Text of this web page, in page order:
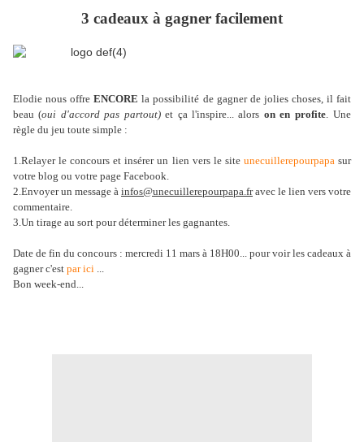
3 cadeaux à gagner facilement
Elodie nous offreENCORE la possibilité de gagner de jolies choses, il fait
beau (oui d'accord pas partout)et ça l'inspire... alors on en profite. Une
règle du jeu toute simple :
1.Relayer le concours et insérer un lien vers le site unecuillerepourpapasur
votre blog ou votre page Facebook.
2.Envoyer un message à infos@unecuillerepourpapa.fravec le lien vers votre
commentaire.
3.Un tirage au sort pour déterminer les gagnantes.
Date de fin du concours : mercredi 11 mars à 18H00... pour voir les cadeaux à
gagner c'est par ici ...
Bon week-end...